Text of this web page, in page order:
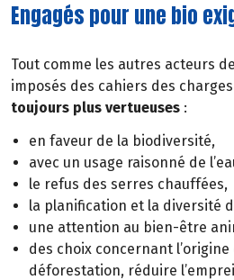
Engagés pour une bio
Tout comme les autres acteurs
imposés des cahiers des
toujours plus vertueuses :
en faveur de la biodiversité,
avec un usage raisonné de
le refus des serres chauffées,
la planification et la diversité
une attention au bien-être
des choix concernant
déforestation, réduire